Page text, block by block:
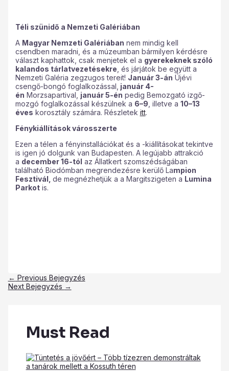
Téli szünidő a Nemzeti Galériában
A Magyar Nemzeti Galériában nem mindig kell
csendben maradni, és a múzeumban bármilyen kérdésre
választ kaphattok, csak menjetek el a gyerekeknek szóló
kalandos tárlatvezetésekre , és járjátok be együtt a
Nemzeti Galéria zegzugos tereit! Január 3-án Újévi
csengő-bongó foglalkozással, január 4-
én Morzsapartival, január 5-én pedig Bemozgató izgő-
mozgó foglalkozással készülnek a 6–9 , illetve a 10–13
éves korosztály számára. Részletek itt.
Fénykiállítások városszerte
Ezen a télen a fényinstallációkat és a -kiállításokat tekintve
is igen jó dolgunk van Budapesten. A legújabb attrakció
a december 16-tól az Állatkert szomszédságában
található Biodómban megrendezésre kerülő Lampion
Fesztivál, de megnézhetjük a a Margitszigeten a Lumina
Parkotis.
← Previous Bejegyzés
Next Bejegyzés →
Must Read